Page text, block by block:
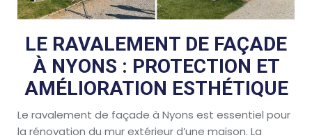
LE RAVALEMENT DE FAÇADE
À NYONS : PROTECTION ET
AMÉLIORATION ESTHÉTIQUE
Le ravalement de façade à Nyons est essentiel pour
la rénovation du mur extérieur d’une maison. La